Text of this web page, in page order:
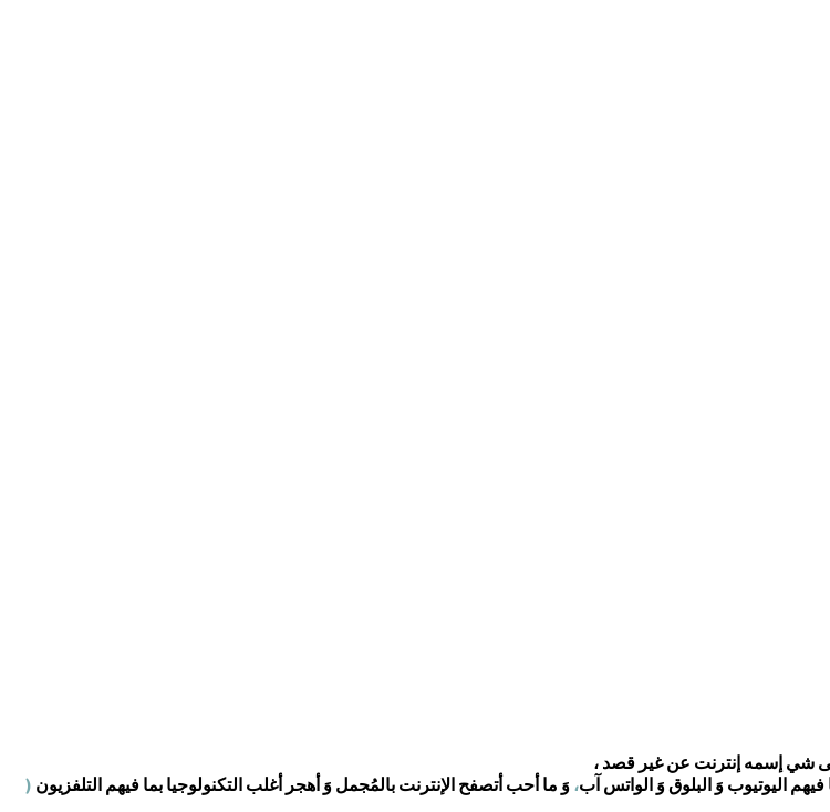
شي إسمه إنترنت عن غير قصد ،
فيهم اليوتيوب وَ البلوق وَ الواتس آب، وَ ما أحب أتصفح الإنترنت بالمُجمل وَ أهجر أغلب التكنولوجيا بما فيهم التلفزيون (